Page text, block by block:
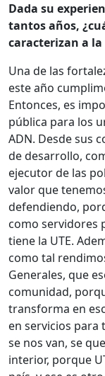
Dada su
tantos años,
caracterizan a
Una de las
este año
Entonces, es
pública para los
ADN. Desde sus
de desarrollo,
ejecutor de las
valor que
defendiendo,
como servidores
tiene la UTE.
como tal
Generales, que
comunidad,
transforma en
en servicios para
se nos van, se
interior, porque